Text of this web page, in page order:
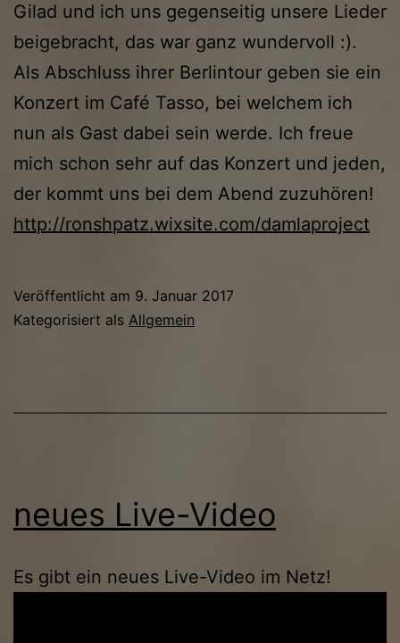
Gilad und ich uns gegenseitig unsere Lieder
beigebracht, das war ganz wundervoll :).
Als Abschluss ihrer Berlintour geben sie ein
Konzert im Café Tasso, bei welchem ich
nun als Gast dabei sein werde. Ich freue
mich schon sehr auf das Konzert und jeden,
der kommt uns bei dem Abend zuzuhören!
http://ronshpatz.wixsite.com/damlaproject
Veröffentlicht am 9. Januar 2017
Kategorisiert als Allgemein
neues Live-Video
Es gibt ein neues Live-Video im Netz!